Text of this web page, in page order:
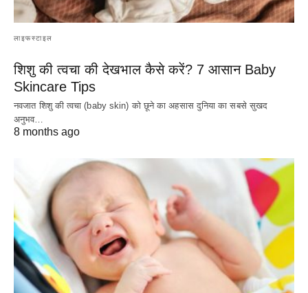
लाइफस्टाइल
शिशु की त्वचा की देखभाल कैसे करें? 7 आसान Baby
Skincare Tips
नवजात शिशु की त्वचा (baby skin) को छूने का अहसास दुनिया का सबसे सुखद
अनुभव…
8 months ago